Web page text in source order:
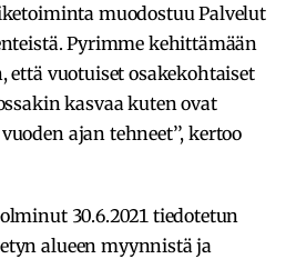
muodostuu Palvelut
Pyrimme kehittämään
että vuotuiset osakekohtaiset
kasvaa kuten ovat
ajan tehneet’’, kertoo
30.6.2021 tiedotetun
alueen myynnistä ja